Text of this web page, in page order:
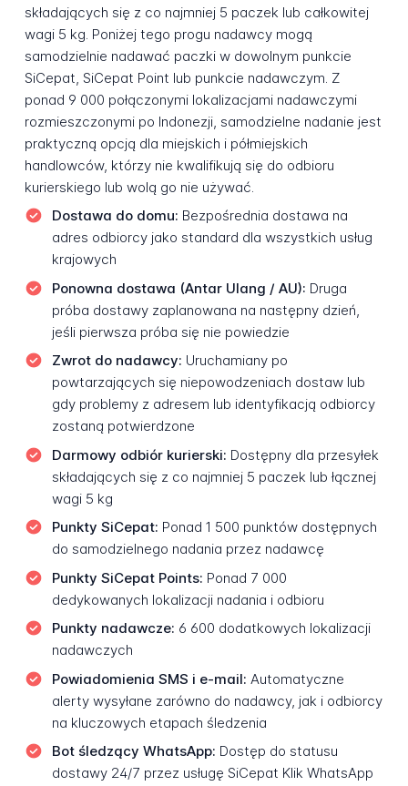
składających się z co najmniej 5 paczek lub całkowitej
wagi 5 kg. Poniżej tego progu nadawcy mogą
samodzielnie nadawać paczki w dowolnym punkcie
SiCepat, SiCepat Point lub punkcie nadawczym. Z
ponad 9 000 połączonymi lokalizacjami nadawczymi
rozmieszczonymi po Indonezji, samodzielne nadanie jest
praktyczną opcją dla miejskich i półmiejskich
handlowców, którzy nie kwalifikują się do odbioru
kurierskiego lub wolą go nie używać.
Dostawa do domu: Bezpośrednia dostawa na
adres odbiorcy jako standard dla wszystkich usług
krajowych
Ponowna dostawa (Antar Ulang / AU): Druga
próba dostawy zaplanowana na następny dzień,
jeśli pierwsza próba się nie powiedzie
Zwrot do nadawcy: Uruchamiany po
powtarzających się niepowodzeniach dostaw lub
gdy problemy z adresem lub identyfikacją odbiorcy
zostaną potwierdzone
Darmowy odbiór kurierski: Dostępny dla przesyłek
składających się z co najmniej 5 paczek lub łącznej
wagi 5 kg
Punkty SiCepat: Ponad 1 500 punktów dostępnych
do samodzielnego nadania przez nadawcę
Punkty SiCepat Points: Ponad 7 000
dedykowanych lokalizacji nadania i odbioru
Punkty nadawcze: 6 600 dodatkowych lokalizacji
nadawczych
Powiadomienia SMS i e-mail: Automatyczne
alerty wysyłane zarówno do nadawcy, jak i odbiorcy
na kluczowych etapach śledzenia
Bot śledzący WhatsApp: Dostęp do statusu
dostawy 24/7 przez usługę SiCepat Klik WhatsApp